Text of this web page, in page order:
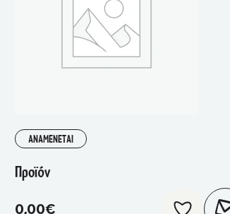
ΑΝΑΜΕΝΕΤΑΙ
Προϊόν
0,00€